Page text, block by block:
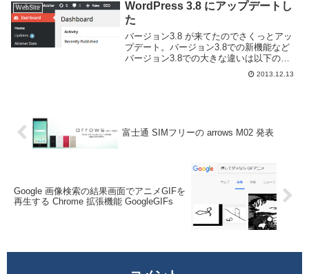
WebSite
WordPress 3.8 にアップデートし
た
バージョン3.8 が来てたのでさくっとアッ
プデート。バージョン3.8での新機能など
バージョン3.8での大きな違いは以下の項
目のようです。管理画面がモダンなデザイ
ンに見た目が新しくなってます。フォント
2013.12.13
富士通 SIMフリーの arrows M02 発表
Google 画像検索の結果画面でアニメGIFを
再生する Chrome 拡張機能 GoogleGIFs